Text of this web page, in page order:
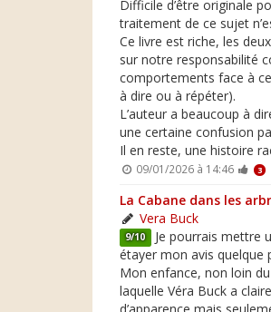
Difficile d’être originale
traitement de ce sujet
Ce livre est riche, les
sur notre responsabilité
comportements face à
à dire ou à répéter).
L’auteur a beaucoup à
une certaine confusion
Il en reste, une histoire
09/01/2026 à 14:46 3
La Cabane dans les
Vera Buck
9/10 Je pourrais mettre
étayer mon avis quelque
Mon enfance, non loin
laquelle Véra Buck a
d’apparence mais